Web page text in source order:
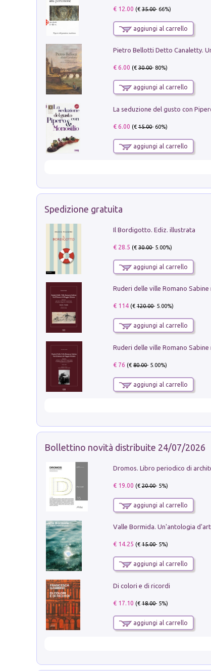
€ 12.00 (€35.00- 66%)
aggiungi al carrello
€ 6.00 (€30.00- 80%)
aggiungi al carrello
€ 6.00 (€15.00- 60%)
aggiungi al carrello
Spedizione gratuita
Il Bordigotto. Ediz. illustrata
€ 28.5 (€30.00- 5.00%)
aggiungi al carrello
€ 114(€120.00- 5.00%)
aggiungi al carrello
€ 76 (€80.00- 5.00%)
aggiungi al carrello
Bollettino novità distribuite 24/07/2026
€ 19.00 (€20.00- 5%)
aggiungi al carrello
Valle Bormida. Un'antologia
€ 14.25 (€15.00- 5%)
aggiungi al carrello
Di colori e di ricordi
€ 17.10 (€18.00- 5%)
aggiungi al carrello